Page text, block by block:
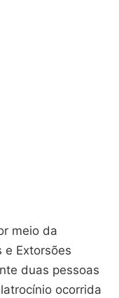
meio da
e Extorsões
duas pessoas
ocorrida